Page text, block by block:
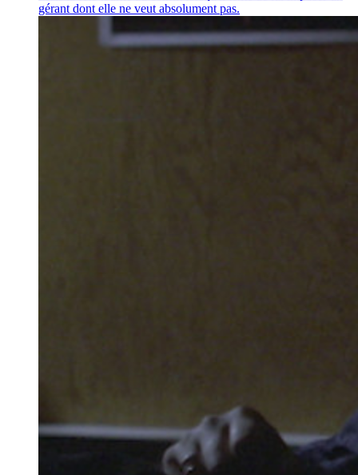
gérant dont elle ne veut absolument pas.